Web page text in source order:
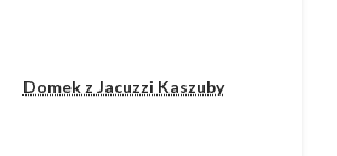
Domek z Jacuzzi Kaszuby